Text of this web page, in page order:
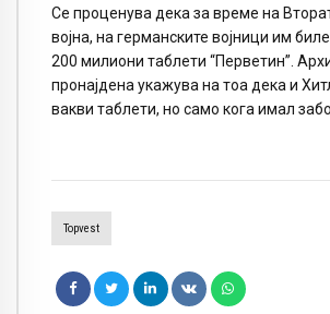
Се проценува дека за време на
војна, на германските војници им
200 милиони таблети “Перветин”.
пронајдена укажува на тоа дека и
вакви таблети, но само кога имал
Topvest